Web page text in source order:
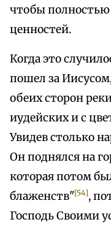
чтобы полностью
ценностей.
Когда это
пошел за
обеих сторон
иудейских и с
Увидев столько
Он поднялся на
которая потом
блаженств"[54],
Господь Своими